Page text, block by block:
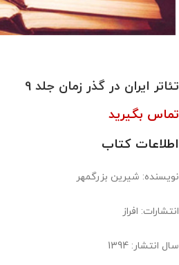
تئاتر ایران در گذر زمان جلد 9
تماس بگیرید
اطلاعات کتاب
نویسنده: شیرین بزرگمهر
انتشارات: افراز
سال انتشار: 1394